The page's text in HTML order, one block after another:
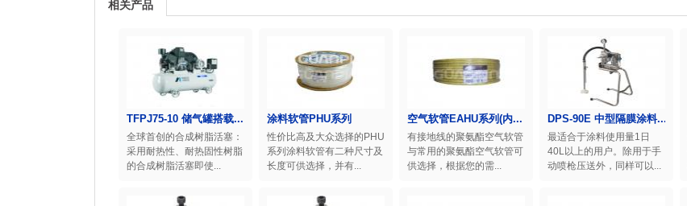
相关产品
TFPJ75-10 储气罐搭载...
全球首创的合成树脂活塞：
采用耐热性、耐热固性树脂
的合成树脂活塞即使...
涂料软管PHU系列
性价比高及大众选择的PHU
系列涂料软管有二种尺寸及
长度可供选择，并有...
空气软管EAHU系列(内...
有接地线的聚氨酯空气软管
与常用的聚氨酯空气软管可
供选择，根据您的需...
DPS-90E 中型隔膜涂料...
最适合于涂料使用量1日
40L以上的用户。除用于手
动喷枪压送外，同样可以...